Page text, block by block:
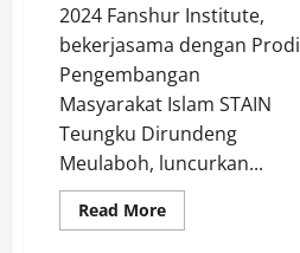
2024 Fanshur Institute,
bekerjasama dengan Prodi
Pengembangan
Masyarakat Islam STAIN
Teungku Dirundeng
Meulaboh, luncurkan...
Read MoreRead
more